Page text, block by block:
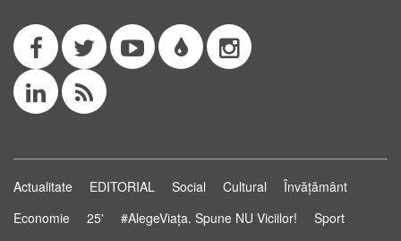
Actualitate EDITORIAL Social Cultural
Învățământ
Economie
25' #AlegeViața. Spune NU Viciilor!
Sport